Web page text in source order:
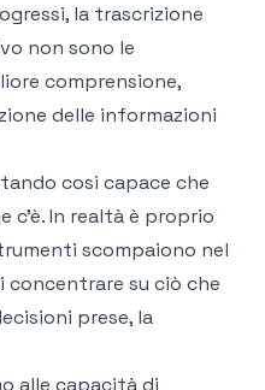
la trascrizione
non sono le
comprensione,
delle informazioni
così capace che
c'è. In realtà è proprio
scompaiono nel
concentrare su ciò che
prese, la
alle capacità di